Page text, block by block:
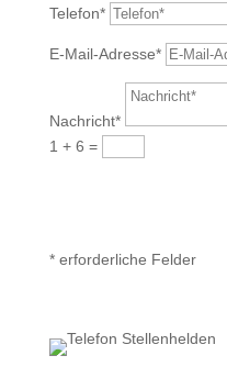
Telefon*
E-Mail-Adresse*
Nachricht*
1 + 6 =
* erforderliche Felder